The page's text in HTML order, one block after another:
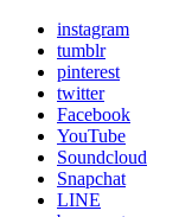
instagram
tumblr
pinterest
twitter
Facebook
YouTube
Soundcloud
Snapchat
LINE